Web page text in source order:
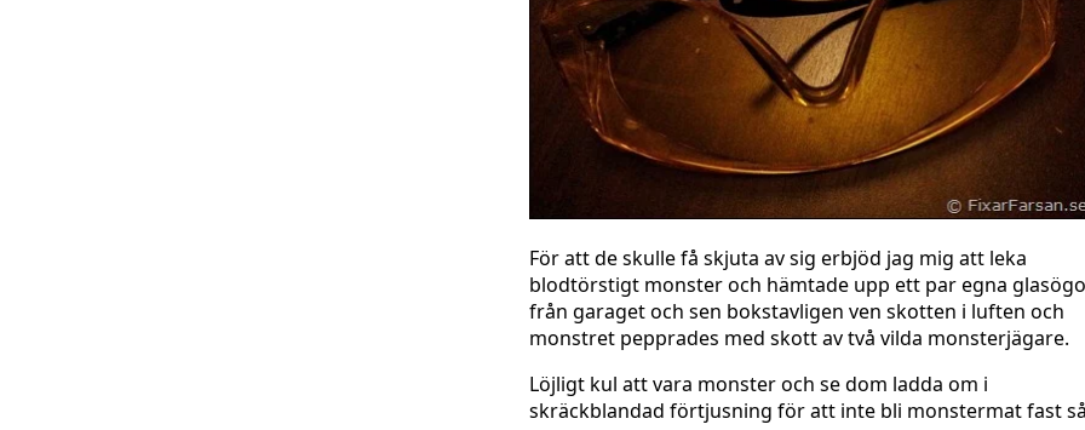
För att de skulle få skjuta av sig erbjöd jag mig att leka
blodtörstigt monster och hämtade upp ett par egna
från garaget och sen bokstavligen ven skotten i luften och
monstret pepprades med skott av två vilda monsterjägare.
Löjligt kul att vara monster och se dom ladda om i
skräckblandad förtjusning för att inte bli monstermat fast